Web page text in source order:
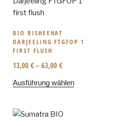
BIO RISHEEHAT
DARJEELING FTGFOP 1
FIRST FLUSH
13,00 € – 63,00 €
Ausführung wählen